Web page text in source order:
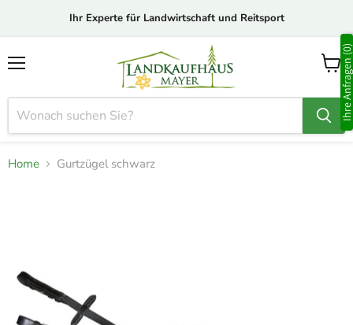
Ihr Experte für Landwirtschaft und Reitsport
Home Gurtzügel schwarz
Ihre Anfragen (0)